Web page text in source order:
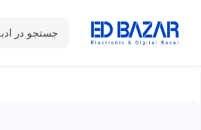
جستجو در
دسته بندی محصولات